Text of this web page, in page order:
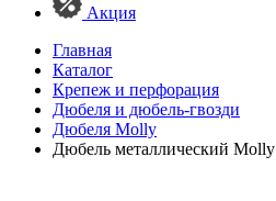
Акция
Главная
Каталог
Крепеж и перфорация
Дюбеля и дюбель-гвозди
Дюбеля Molly
Дюбель металлический Molly